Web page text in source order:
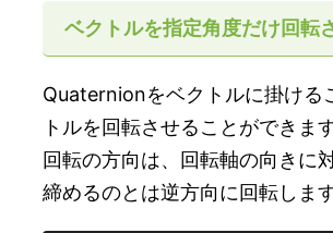
ベクトルを指定角度だけ回転
Quaternionをベクトルに掛ける
トルを回転させることができます
回転の方向は、回転軸の向きに
締めるのとは逆方向に回転します